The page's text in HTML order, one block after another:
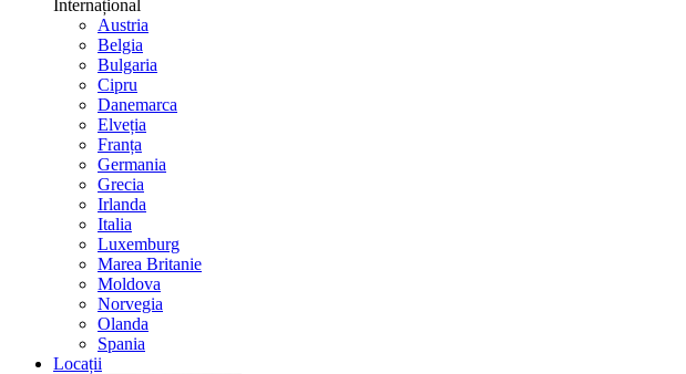
Internațional
Austria
Belgia
Bulgaria
Cipru
Danemarca
Elveția
Franța
Germania
Grecia
Irlanda
Italia
Luxemburg
Marea Britanie
Moldova
Norvegia
Olanda
Spania
Locații